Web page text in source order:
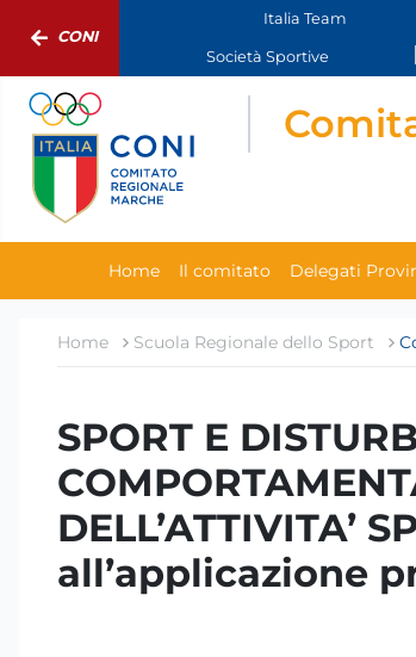
CONI
Italia Team
Società Sportive
Home Il comitato Delegati
Home Scuola Regionale dello Sport
SPORT E
DELL’ATTIVITA’
all’applicazione